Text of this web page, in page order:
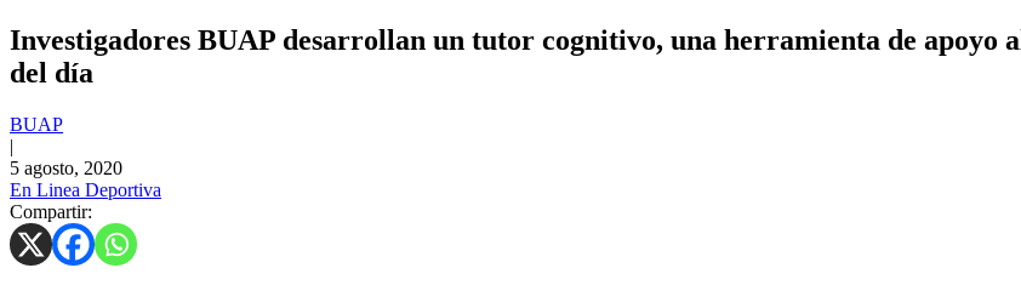
Investigadores BUAP desarrollan un tutor cognitivo, una herramienta de apoyo
del día
BUAP
|
5 agosto, 2020
En Linea Deportiva
Compartir: